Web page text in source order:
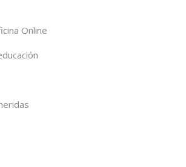
Online